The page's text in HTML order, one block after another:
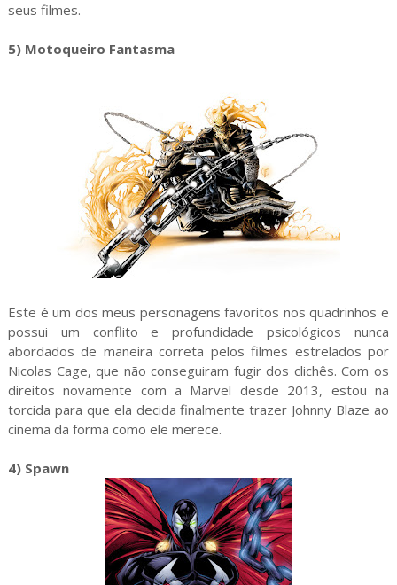
seus filmes.
5) Motoqueiro Fantasma
Este é um dos meus personagens favoritos nos quadrinhos e
possui um conflito e profundidade psicológicos nunca
abordados de maneira correta pelos filmes estrelados por
Nicolas Cage, que não conseguiram fugir dos clichês. Com os
direitos novamente com a Marvel desde 2013, estou na
torcida para que ela decida finalmente trazer Johnny Blaze ao
cinema da forma como ele merece.
4) Spawn